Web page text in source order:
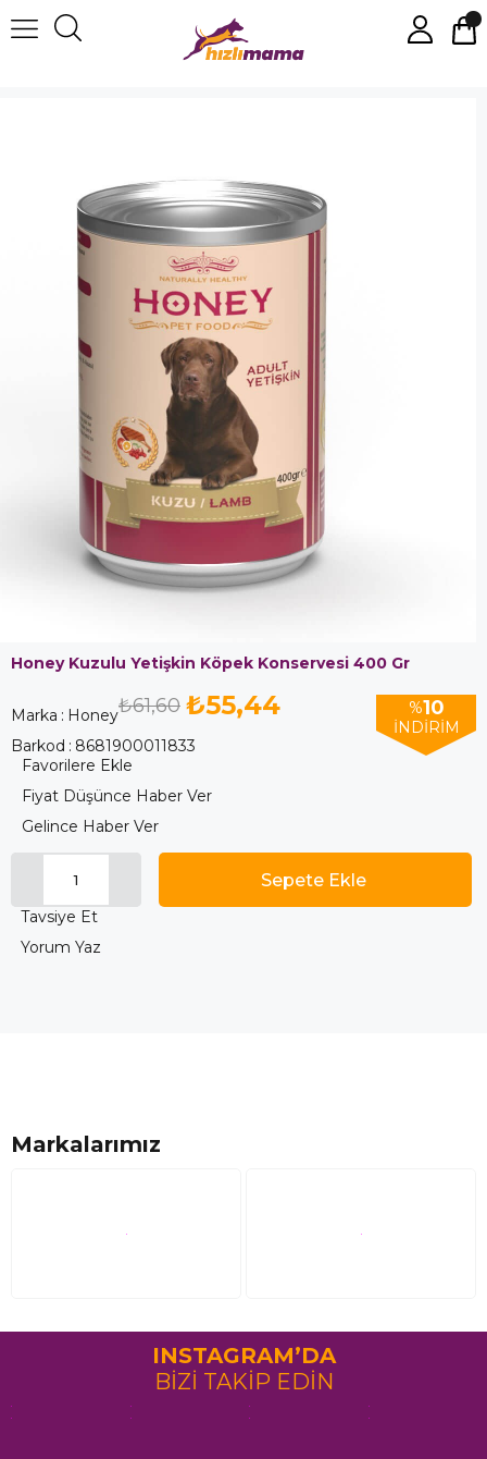
Honey Kuzulu Yetişkin Köpek Konservesi 400 Gr
Marka : Honey %10
İNDIRIM
₺61,60 ₺55,44
Barkod : 8681900011833
Favorilere Ekle
Fiyat Düşünce Haber Ver
Gelince Haber Ver
Tavsiye Et
Yorum Yaz
Markalarımız
INSTAGRAM’DA
BİZİ TAKİP EDİN